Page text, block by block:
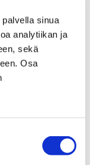
sinua
analytiikan ja
sekä
Osa